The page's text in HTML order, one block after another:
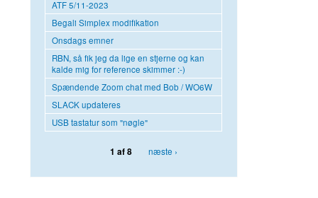
ATF 5/11-2023
Begali Simplex modifikation
Onsdags emner
RBN, så fik jeg da lige en stjerne og kan
kalde mig for reference skimmer :-)
Spændende Zoom chat med Bob / WO6W
SLACK updateres
USB tastatur som "nøgle"
1 af 8 næste ›